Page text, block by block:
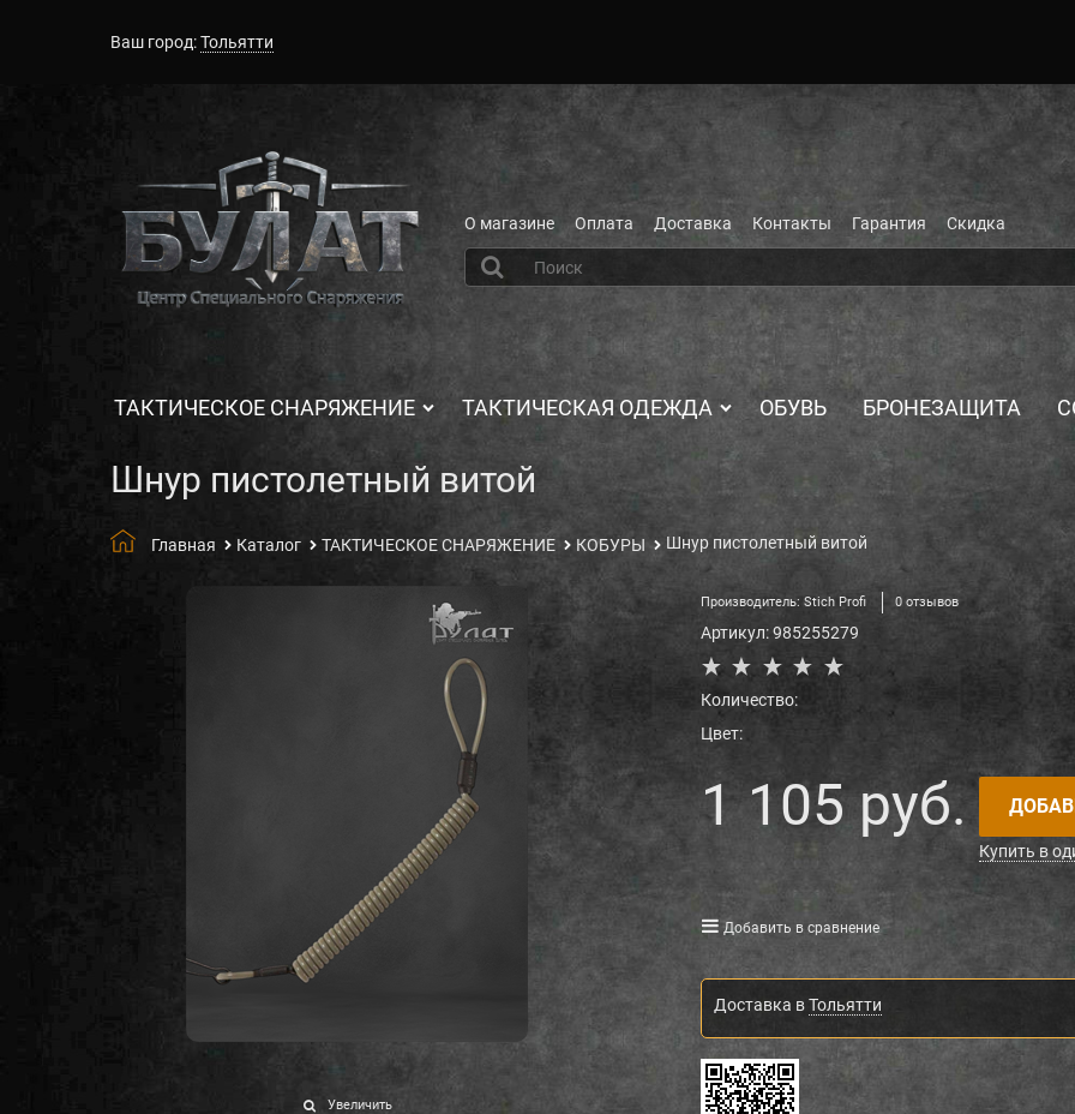
Ваш город:Тольятти
О магазине Оплата Доставка Контакты Гарантия Скидка
ТАКТИЧЕСКОЕ СНАРЯЖЕНИЕ ТАКТИЧЕСКАЯ ОДЕЖДА ОБУВЬ БРОНЕЗАЩИТА
Шнур пистолетный витой
Главная Каталог ТАКТИЧЕСКОЕ СНАРЯЖЕНИЕ КОБУРЫ Шнур пистолетный витой
Увеличить
Производитель: Stich Profi 0 отзывов
Артикул: 985255279
Количество:
Цвет:
1 105 руб.
Купить в
Добавить в сравнение
Доставка вТольятти